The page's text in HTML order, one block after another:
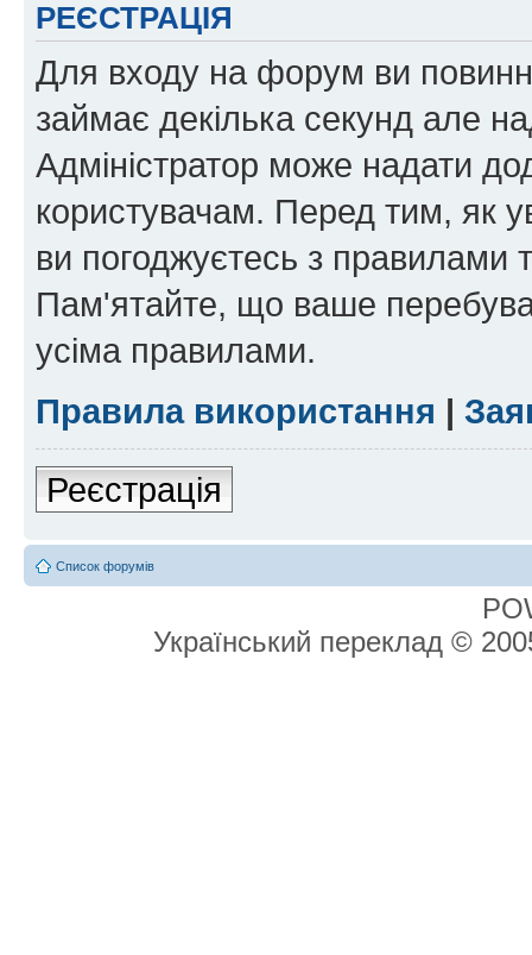
РЕЄСТРАЦІЯ
Для входу на форум ви
займає декілька секунд але
Адміністратор може надати
користувачам. Перед тим, як
ви погоджуєтесь з правилами
Пам'ятайте, що ваше
усіма правилами.
Правила використання |
Реєстрація
Список форумів
Український переклад ©